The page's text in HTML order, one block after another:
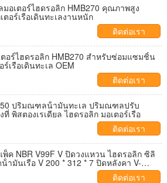
อเตอร์ไฮดรอลิก HMB270 คุณภาพสูง
ตอร์เรือเดินทะเลงานหนัก
ติดต่อเรา
อร์ไฮดรอลิก HMB270 สำหรับซ่อมแซมชิ้น
เรือเดินทะเล OEM
ติดต่อเรา
ปริมณฑลน้ํามันทะเล ปริมณฑลปรับ
ที่ พิสตองเรเดียล ไฮดรอลิก มอเตอร์เรือ
ติดต่อเรา
ค NBR V99F V ปิดวงแหวน ไฮดรอลิก ซิลิ
ามันเรือ V 200 * 312 * 7 ปิดหลังคา V-
ติดต่อเรา